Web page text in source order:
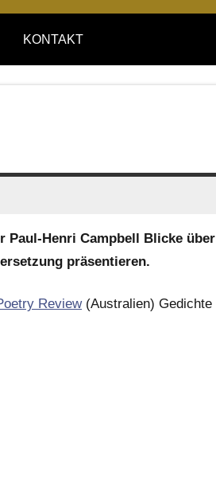
KONTAKT
Paul-Henri Campbell Blicke über
präsentieren.
Review(Australien) Gedichte